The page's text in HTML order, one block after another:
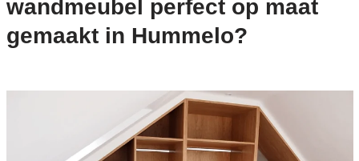
wandmeubel perfect op maat
gemaakt in Hummelo?